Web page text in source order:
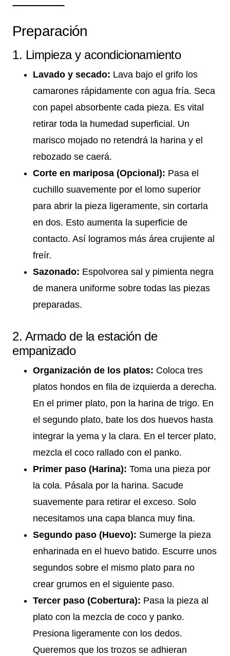
Preparación
1. Limpieza y acondicionamiento
Lavado y secado: Lava bajo el grifo los
camarones rápidamente con agua fría. Seca
con papel absorbente cada pieza. Es vital
retirar toda la humedad superficial. Un
marisco mojado no retendrá la harina y el
rebozado se caerá.
Corte en mariposa (Opcional): Pasa el
cuchillo suavemente por el lomo superior
para abrir la pieza ligeramente, sin cortarla
en dos. Esto aumenta la superficie de
contacto. Así logramos más área crujiente al
freír.
Sazonado: Espolvorea sal y pimienta negra
de manera uniforme sobre todas las piezas
preparadas.
2. Armado de la estación de
empanizado
Organización de los platos: Coloca tres
platos hondos en fila de izquierda a derecha.
En el primer plato, pon la harina de trigo. En
el segundo plato, bate los dos huevos hasta
integrar la yema y la clara. En el tercer plato,
mezcla el coco rallado con el panko.
Primer paso (Harina): Toma una pieza por
la cola. Pásala por la harina. Sacude
suavemente para retirar el exceso. Solo
necesitamos una capa blanca muy fina.
Segundo paso (Huevo): Sumerge la pieza
enharinada en el huevo batido. Escurre unos
segundos sobre el mismo plato para no
crear grumos en el siguiente paso.
Tercer paso (Cobertura): Pasa la pieza al
plato con la mezcla de coco y panko.
Presiona ligeramente con los dedos.
Queremos que los trozos se adhieran